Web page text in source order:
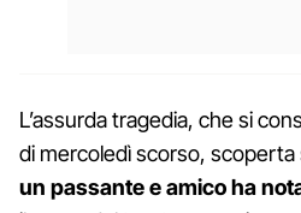
L’assurda tragedia, che si
di mercoledì scorso,
un passante e amico ha